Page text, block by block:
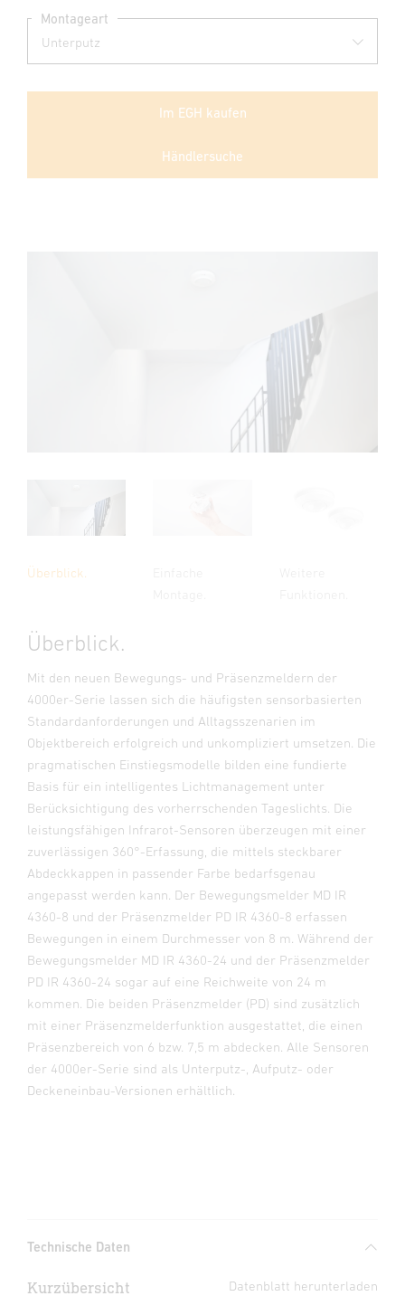
Montageart
Im EGH kaufen
Händlersuche
Überblick.
Überblick.
Mit den neuen Bewegungs- und Präsenzmeldern der
4000er-Serie lassen sich die häufigsten sensorbasierten
Standardanforderungen und Alltagsszenarien im
Objektbereich erfolgreich und unkompliziert umsetzen. Die
pragmatischen Einstiegsmodelle bilden eine fundierte
Basis für ein intelligentes Lichtmanagement unter
Berücksichtigung des vorherrschenden Tageslichts. Die
leistungsfähigen Infrarot-Sensoren überzeugen mit einer
zuverlässigen 360°-Erfassung, die mittels steckbarer
Abdeckkappen in passender Farbe bedarfsgenau
angepasst werden kann. Der Bewegungsmelder MD IR
4360-8 und der Präsenzmelder PD IR 4360-8 erfassen
Bewegungen in einem Durchmesser von 8 m. Während der
Bewegungsmelder MD IR 4360-24 und der Präsenzmelder
PD IR 4360-24 sogar auf eine Reichweite von 24 m
kommen. Die beiden Präsenzmelder (PD) sind zusätzlich
mit einer Präsenzmelderfunktion ausgestattet, die einen
Präsenzbereich von 6 bzw. 7,5 m abdecken. Alle Sensoren
der 4000er-Serie sind als Unterputz-, Aufputz- oder
Deckeneinbau-Versionen erhältlich.
Technische Daten
Kurzübersicht Datenblatt herunterladen